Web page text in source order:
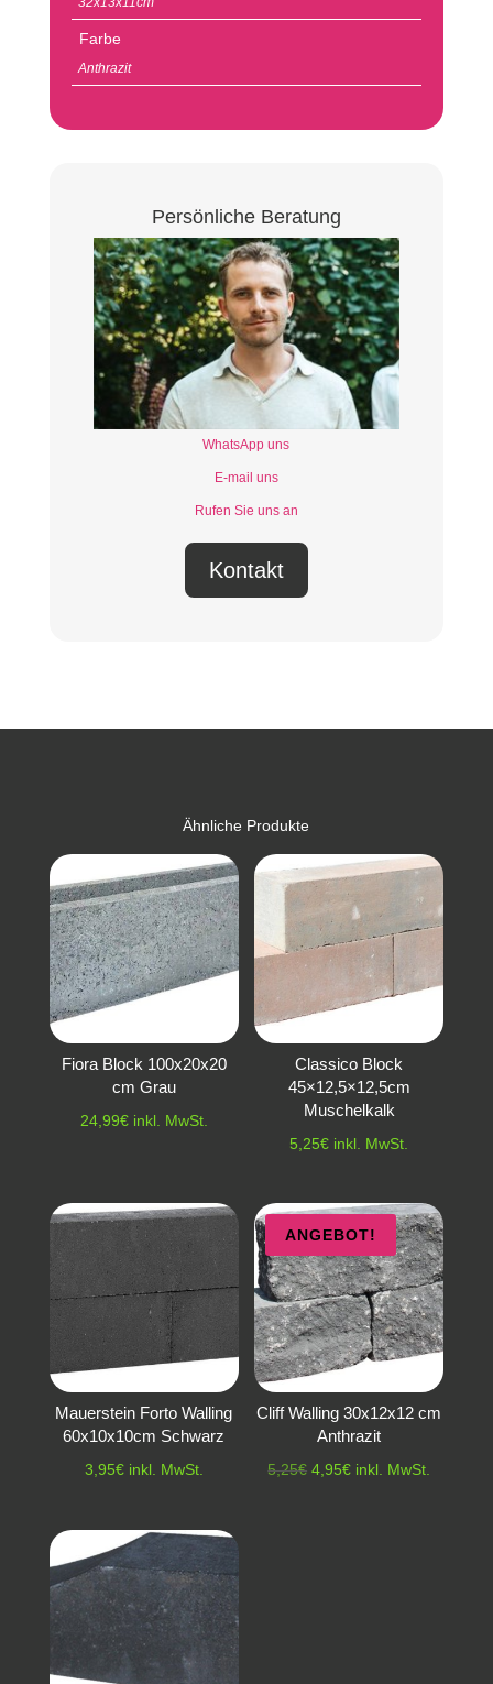
Farbe
Anthrazit
Persönliche Beratung
WhatsApp uns
E-mail uns
Rufen Sie uns an
Kontakt
Ähnliche Produkte
Fiora Block 100x20x20
cm Grau
24,99€ inkl. MwSt.
Classico Block
45×12,5×12,5cm
Muschelkalk
5,25€ inkl. MwSt.
Mauerstein Forto Walling
60x10x10cm Schwarz
3,95€ inkl. MwSt.
ANGEBOT!
Cliff Walling 30x12x12 cm
Anthrazit
5,25€ Ursprünglicher
4,95€Aktueller
inkl. MwSt.